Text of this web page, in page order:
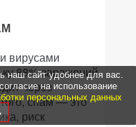
вирусами
88% заражений
через
спам — это
риск
наш сайт удобнее для вас.
на использование
персональных данных